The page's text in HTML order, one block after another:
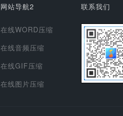
网站导航2
在线WORD压缩
在线音频压缩
在线GIF压缩
在线图片压缩
联系我们